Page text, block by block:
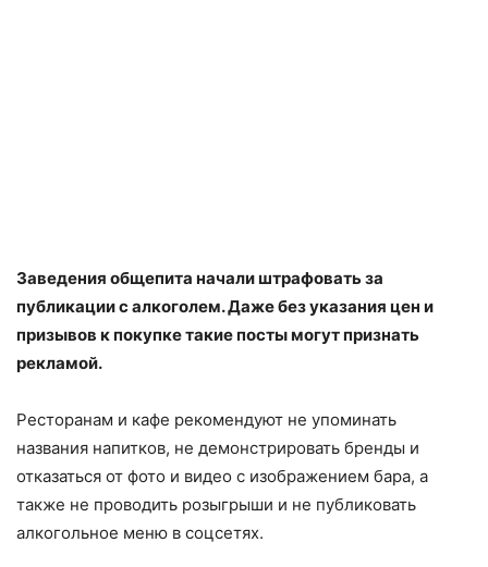
Заведения общепита начали штрафовать за
публикации с алкоголем. Даже без указания цен и
призывов к покупке такие посты могут признать
рекламой.
Ресторанам и кафе рекомендуют не упоминать
названия напитков, не демонстрировать бренды и
отказаться от фото и видео с изображением бара, а
также не проводить розыгрыши и не публиковать
алкогольное меню в соцсетях.